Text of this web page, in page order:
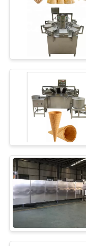
理
連
絡
し
て
下
アイ
コー
ン
機械
ルの